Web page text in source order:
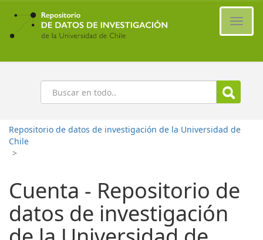
Ir
contenido
principal
Buscar
Repositorio de datos de investigación de la Universidad de
Chile
>
Cuenta - Repositorio de
datos de investigación